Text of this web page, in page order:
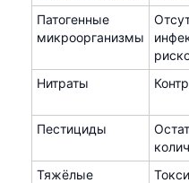
Патогенные
микроорганизмы
Нитраты
Пестициды
Тяжёлые